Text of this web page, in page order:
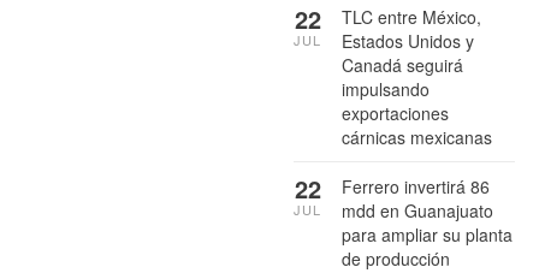
TLC entre México,
Estados Unidos y
Canadá seguirá
impulsando
exportaciones
cárnicas mexicanas
22
JUL
Ferrero invertirá 86
mdd en Guanajuato
para ampliar su planta
de producción
22
JUL